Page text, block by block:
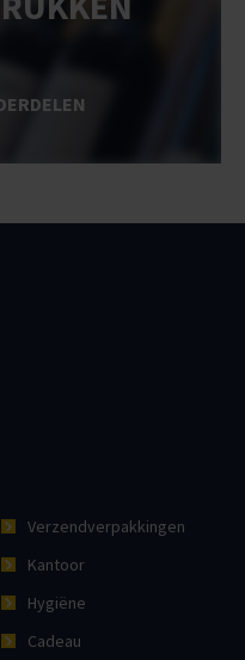
Verzendverpakkingen
Kantoor
Hygiëne
Cadeau